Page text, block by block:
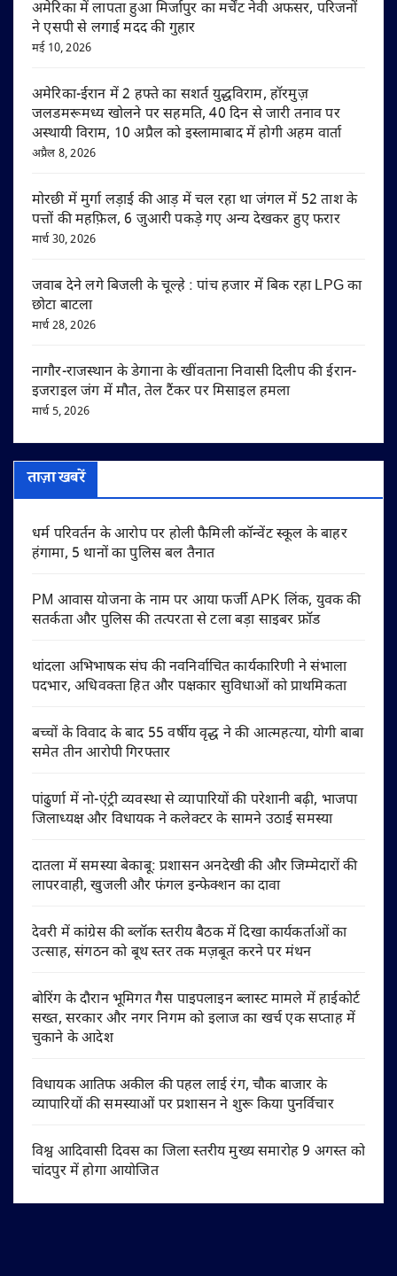
अमेरिका में लापता हुआ मिर्जापुर का मर्चेंट नेवी अफसर, परिजनों
ने एसपी से लगाई मदद की गुहार
मई 10, 2026
अमेरिका-ईरान में 2 हफ्ते का सशर्त युद्धविराम, हॉरमुज़
जलडमरूमध्य खोलने पर सहमति, 40 दिन से जारी तनाव पर
अस्थायी विराम, 10 अप्रैल को इस्लामाबाद में होगी अहम वार्ता
अप्रैल 8, 2026
मोरछी में मुर्गा लड़ाई की आड़ में चल रहा था जंगल में 52 ताश के
पत्तों की महफ़िल, 6 जुआरी पकड़े गए अन्य देखकर हुए फरार
मार्च 30, 2026
जवाब देने लगे बिजली के चूल्हे : पांच हजार में बिक रहा LPG का
छोटा बाटला
मार्च 28, 2026
नागौर-राजस्थान के डेगाना के खींवताना निवासी दिलीप की ईरान-
इजराइल जंग में मौत, तेल टैंकर पर मिसाइल हमला
मार्च 5, 2026
ताज़ा खबरें
धर्म परिवर्तन के आरोप पर होली फैमिली कॉन्वेंट स्कूल के बाहर
हंगामा, 5 थानों का पुलिस बल तैनात
PM आवास योजना के नाम पर आया फर्जी APK लिंक, युवक की
सतर्कता और पुलिस की तत्परता से टला बड़ा साइबर फ्रॉड
थांदला अभिभाषक संघ की नवनिर्वाचित कार्यकारिणी ने संभाला
पदभार, अधिवक्ता हित और पक्षकार सुविधाओं को प्राथमिकता
बच्चों के विवाद के बाद 55 वर्षीय वृद्ध ने की आत्महत्या, योगी बाबा
समेत तीन आरोपी गिरफ्तार
पांढुर्णा में नो-एंट्री व्यवस्था से व्यापारियों की परेशानी बढ़ी, भाजपा
जिलाध्यक्ष और विधायक ने कलेक्टर के सामने उठाई समस्या
दातला में समस्या बेकाबू: प्रशासन अनदेखी की और जिम्मेदारों की
लापरवाही, खुजली और फंगल इन्फेक्शन का दावा
देवरी में कांग्रेस की ब्लॉक स्तरीय बैठक में दिखा कार्यकर्ताओं का
उत्साह, संगठन को बूथ स्तर तक मज़बूत करने पर मंथन
बोरिंग के दौरान भूमिगत गैस पाइपलाइन ब्लास्ट मामले में हाईकोर्ट
सख्त, सरकार और नगर निगम को इलाज का खर्च एक सप्ताह में
चुकाने के आदेश
विधायक आतिफ अकील की पहल लाई रंग, चौक बाजार के
व्यापारियों की समस्याओं पर प्रशासन ने शुरू किया पुनर्विचार
विश्व आदिवासी दिवस का जिला स्तरीय मुख्य समारोह 9 अगस्त को
चांदपुर में होगा आयोजित